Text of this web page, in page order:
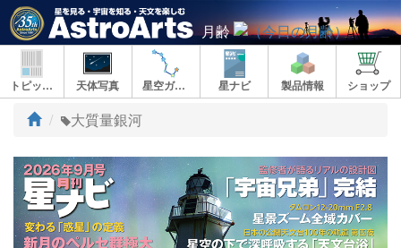
月齢
トピックス 天体写真 星空ガイド 星ナビ 製品情報 ショップ
ト
プ
大質量銀河